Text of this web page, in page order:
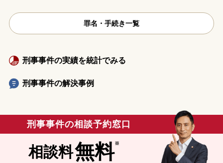
罪名・手続き一覧
刑事事件の実績を統計でみる
刑事事件の解決事例
刑事事件の相談予約窓口
相談料無料